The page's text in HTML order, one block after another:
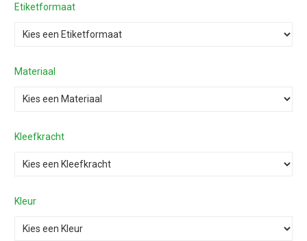
Etiketformaat
Materiaal
Kleefkracht
Kleur